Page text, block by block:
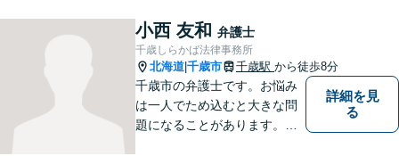
小西 友和 弁護士
千歳しらかば法律事務所
北海道 千歳市 千歳駅 から徒歩8分
千歳市の弁護士です。お悩み
は一人でため込むと大きな問
題になることがあります。ぜ
詳細を見
る